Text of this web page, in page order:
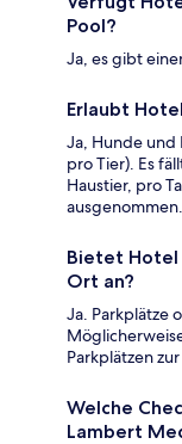
Pool?
Ja, es gibt
Erlaubt
Ja, Hunde und
pro Tier). Es
Haustier, pro
ausgenommen.
Bietet Hotel
Ort an?
Ja. Parkplätze
Parkplätzen
Welche
Lambert